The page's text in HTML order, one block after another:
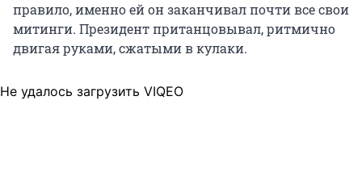
правило, именно ей он заканчивал почти все свои
митинги. Президент пританцовывал, ритмично
двигая руками, сжатыми в кулаки.
Не удалось загрузить VIQEO